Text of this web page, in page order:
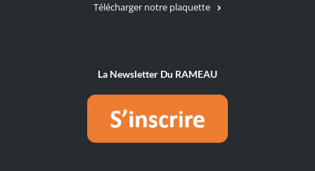
Télécharger notre plaquette
La Newsletter Du RAMEAU